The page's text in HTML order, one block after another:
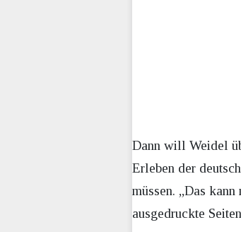
Dann will Weidel
Erleben der
müssen. „Das
ausgedruckte